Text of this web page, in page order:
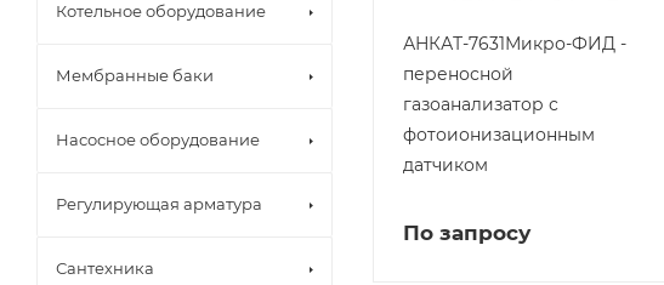
АНКАТ-7631Микро-ФИД -
переносной
газоанализатор с
фотоионизационным
датчиком
По запросу
Котельное оборудование
Мембранные баки
Насосное оборудование
Регулирующая арматура
Сантехника